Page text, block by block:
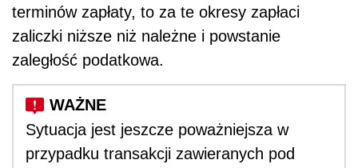
terminów zapłaty, to za te okresy zapłaci
zaliczki niższe niż należne i powstanie
zaległość podatkowa.
Sytuacja jest jeszcze poważniejsza w
przypadku transakcji zawieranych pod